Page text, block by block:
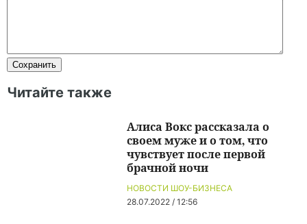
Читайте также
НОВОСТИ ШОУ-БИЗНЕСА
28.07.2022 / 12:56
Алиса Вокс рассказала о
своем муже и о том, что
чувствует после первой
брачной ночи